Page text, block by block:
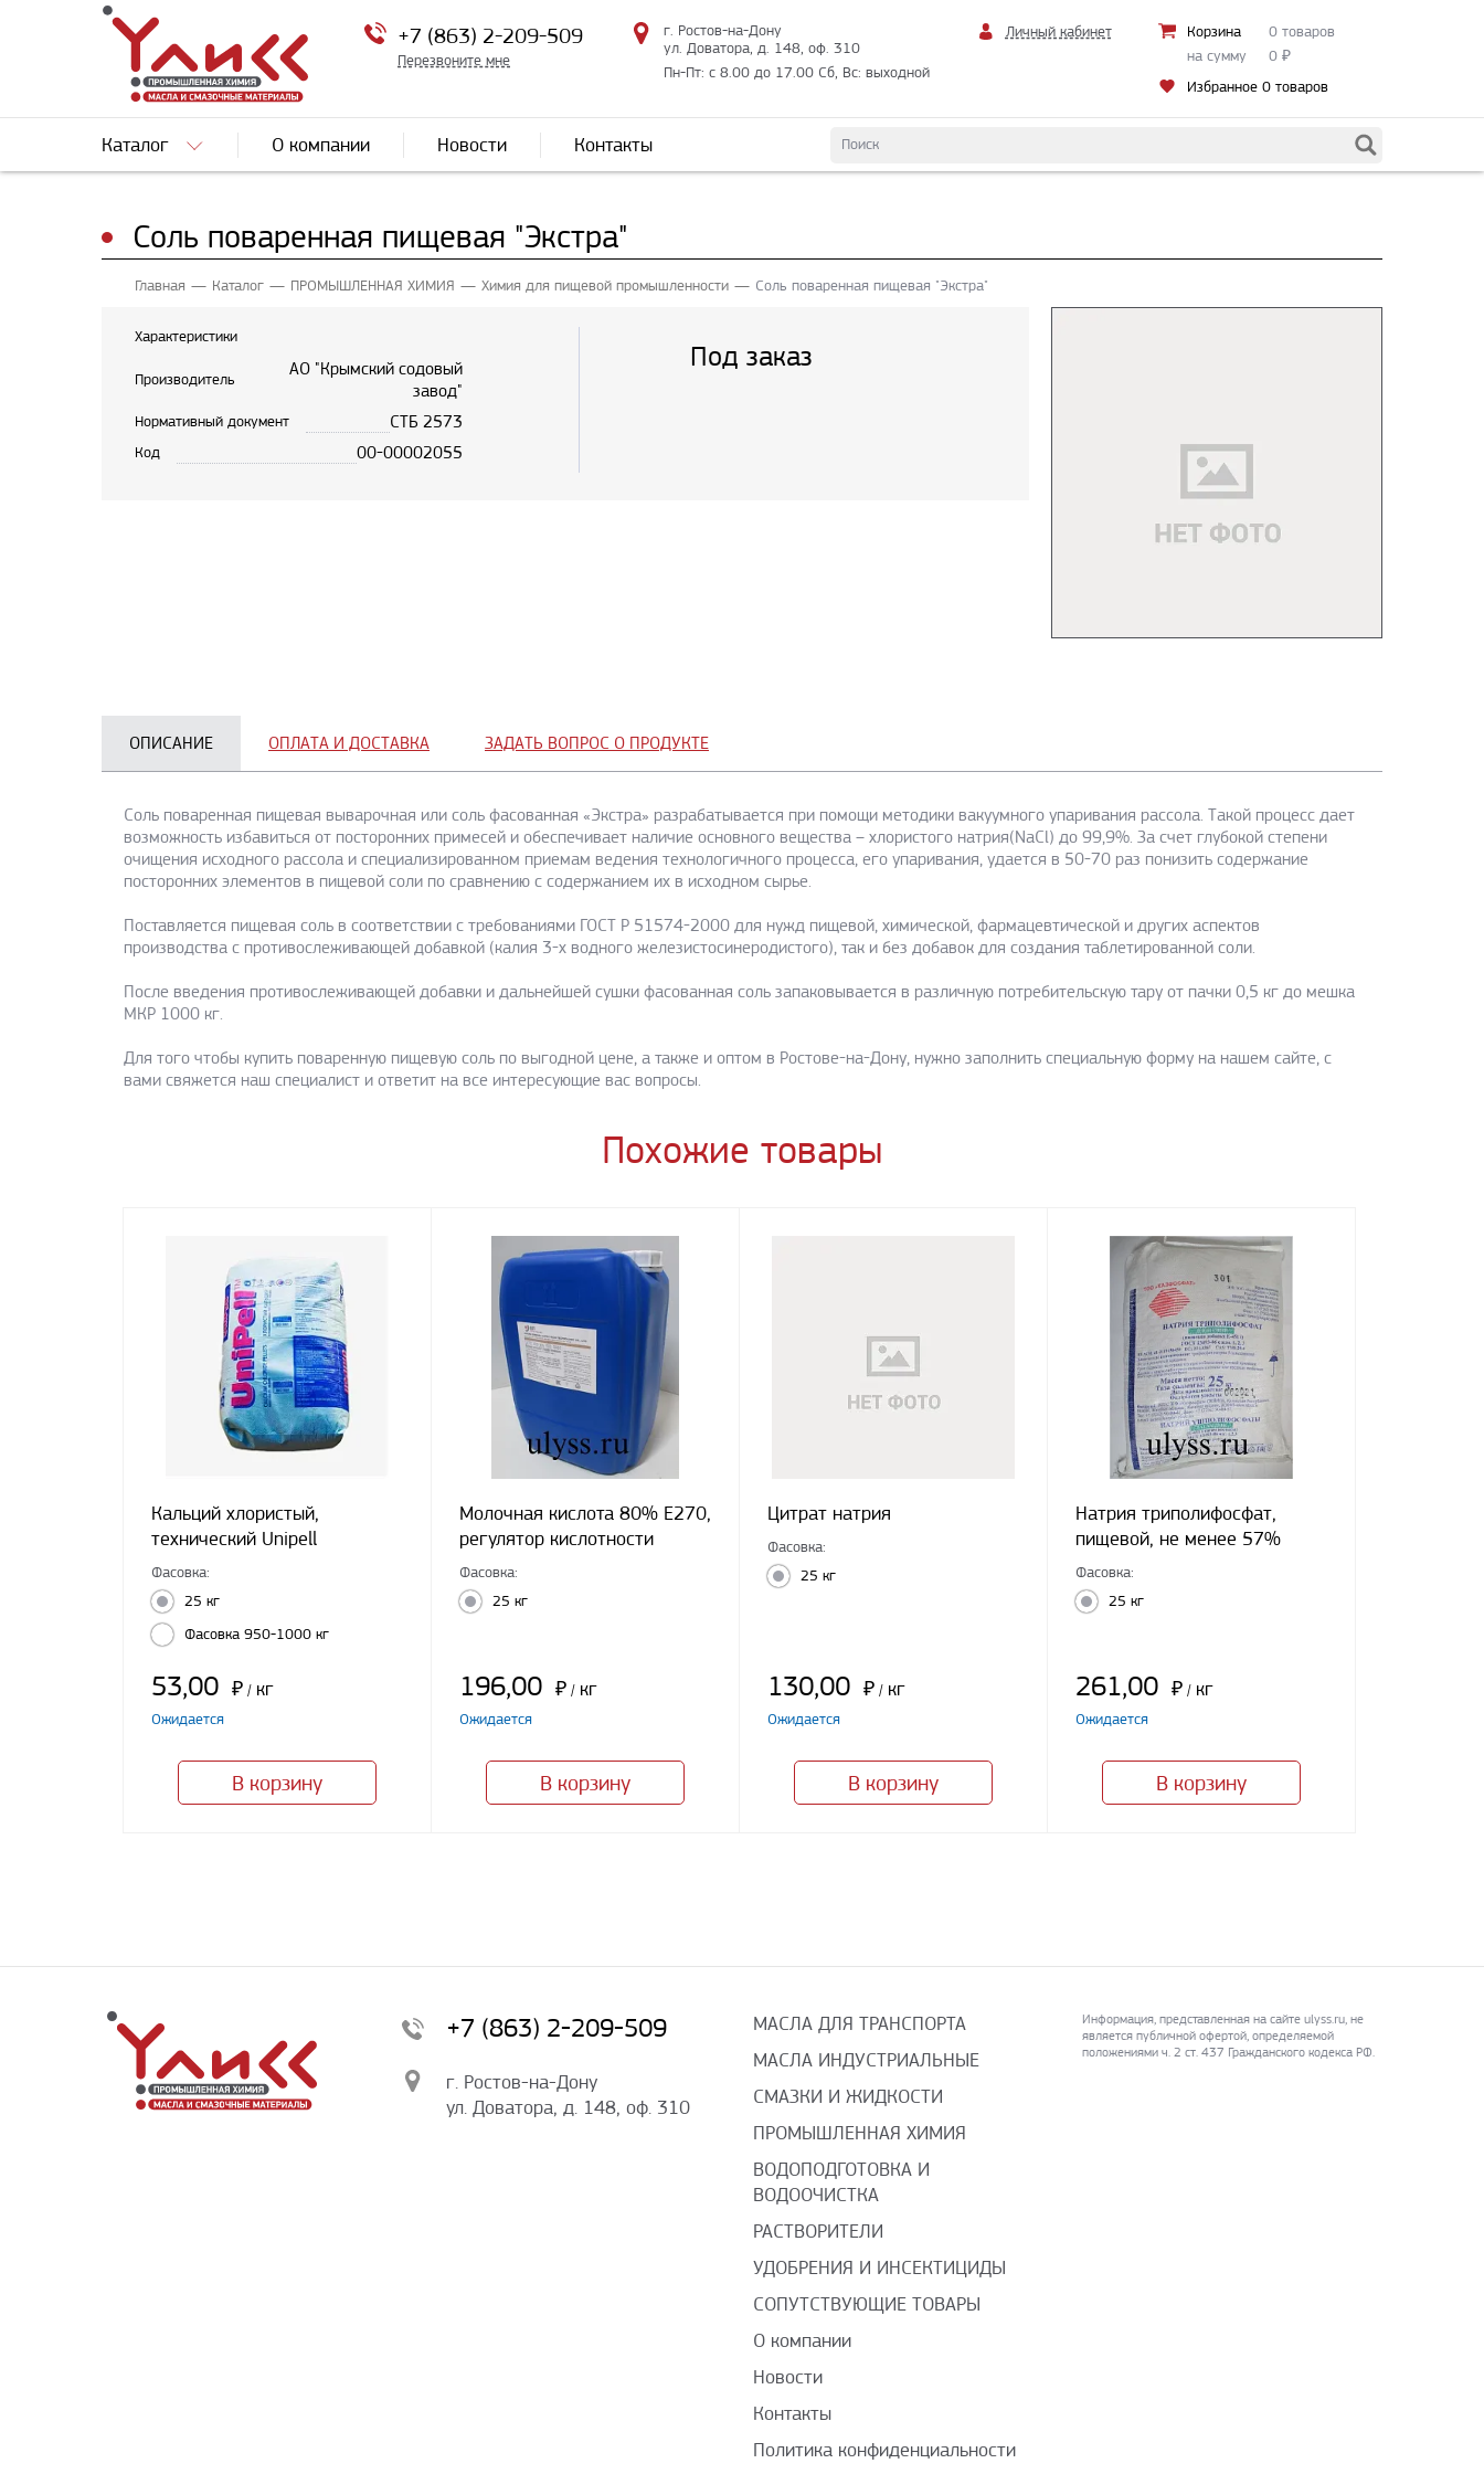
+7 (863) 2-209-509
Перезвоните мне
г. Ростов-на-Дону
ул. Доватора, д. 148, оф. 310
Пн-Пт: с 8.00 до 17.00 Сб, Вс: выходной
Личный кабинет Корзина
0 товаров
на сумму
0 ₽
Избранное0 товаров
Каталог О компании Новости Контакты
Соль поваренная пищевая "Экстра"
Главная Каталог ПРОМЫШЛЕННАЯ ХИМИЯ Химия для пищевой промышленности Соль поваренная пищевая "Экстра"
Характеристики
Производитель
АО "Крымский содовый
завод"
Нормативный документ СТБ 2573
Код 00-00002055
Под заказ
ОПИСАНИЕ ОПЛАТА И ДОСТАВКА ЗАДАТЬ ВОПРОС О ПРОДУКТЕ
Соль поваренная пищевая выварочная или соль фасованная «Экстра» разрабатывается при помощи методики вакуумного упаривания рассола. Такой процесс дает
возможность избавиться от посторонних примесей и обеспечивает наличие основного вещества – хлористого натрия(NaCl) до 99,9%. За счет глубокой степени
очищения исходного рассола и специализированном приемам ведения технологичного процесса, его упаривания, удается в 50-70 раз понизить содержание
посторонних элементов в пищевой соли по сравнению с содержанием их в исходном сырье.
Поставляется пищевая соль в соответствии с требованиями ГОСТ Р 51574-2000 для нужд пищевой, химической, фармацевтической и других аспектов
производства с противослеживающей добавкой (калия 3-х водного железистосинеродистого), так и без добавок для создания таблетированной соли.
После введения противослеживающей добавки и дальнейшей сушки фасованная соль запаковывается в различную потребительскую тару от пачки 0,5 кг до мешка
МКР 1000 кг.
Для того чтобы купить поваренную пищевую соль по выгодной цене, а также и оптом в Ростове-на-Дону, нужно заполнить специальную форму на нашем сайте, с
вами свяжется наш специалист и ответит на все интересующие вас вопросы.
Похожие товары
Кальций хлористый,
технический Unipell
Фасовка:
25 кг
Фасовка 950-1000 кг
53,00 ₽ / кг
Ожидается
В корзину
Молочная кислота 80% E270,
регулятор кислотности
Фасовка:
25 кг
196,00 ₽ / кг
Ожидается
В корзину
Цитрат натрия
Фасовка:
25 кг
130,00 ₽ / кг
Ожидается
В корзину
Натрия триполифосфат,
пищевой, не менее 57%
Фасовка:
25 кг
261,00 ₽ / кг
Ожидается
В корзину
+7 (863) 2-209-509
г. Ростов-на-Дону
ул. Доватора, д. 148, оф. 310
МАСЛА ДЛЯ ТРАНСПОРТА
МАСЛА ИНДУСТРИАЛЬНЫЕ
СМАЗКИ И ЖИДКОСТИ
ПРОМЫШЛЕННАЯ ХИМИЯ
ВОДОПОДГОТОВКА И
ВОДООЧИСТКА
РАСТВОРИТЕЛИ
УДОБРЕНИЯ И ИНСЕКТИЦИДЫ
СОПУТСТВУЮЩИЕ ТОВАРЫ
О компании
Новости
Контакты
Политика конфиденциальности
Информация, представленная на сайте ulyss.ru, не
является публичной офертой, определяемой
положениями ч. 2 ст. 437 Гражданского кодекса РФ.